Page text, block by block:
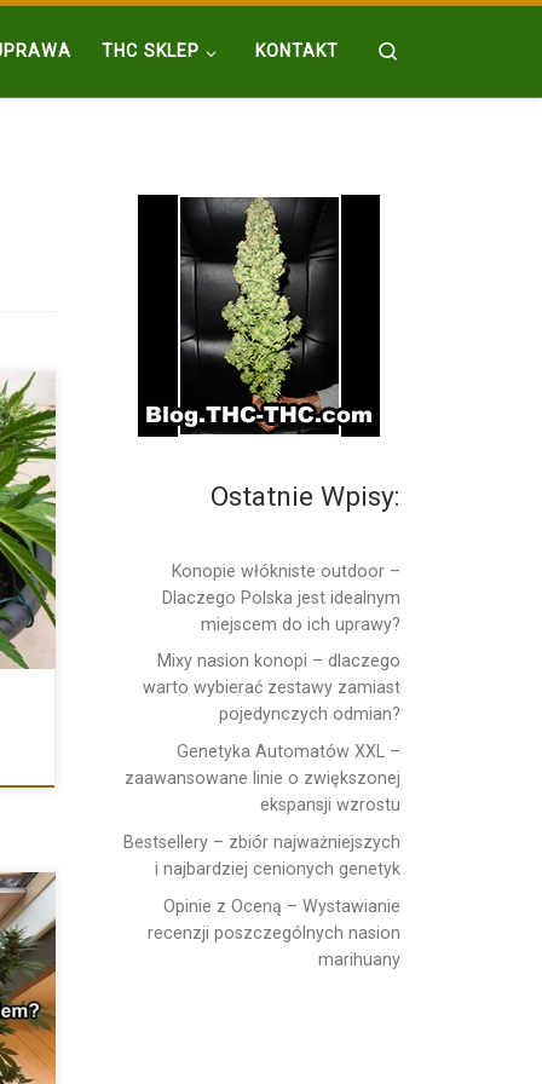
THC SKLEP KONTAKT
Ostatnie Wpisy:
Konopie włókniste outdoor –
Dlaczego Polska jest idealnym
miejscem do ich uprawy?
Mixy nasion konopi – dlaczego
warto wybierać zestawy zamiast
pojedynczych odmian?
Genetyka Automatów XXL –
zaawansowane linie o zwiększonej
ekspansji wzrostu
Bestsellery – zbiór najważniejszych
i najbardziej cenionych genetyk
Opinie z Oceną – Wystawianie
recenzji poszczególnych nasion
marihuany